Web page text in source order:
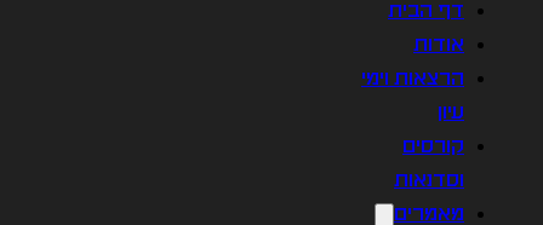
דף הבית
אודות
הרצאות וימי
עיון
קורסים
וסדנאות
מאמרים